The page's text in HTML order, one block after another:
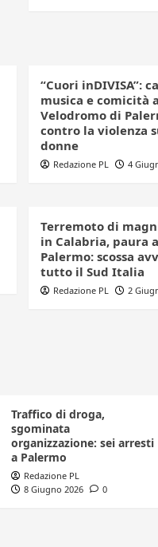
“Cuori inDIVISA”:
musica e comicità
Velodromo di
contro la violenza
donne
Redazione PL 4
Terremoto di
in Calabria, paura
Palermo: scossa
tutto il Sud Italia
Redazione PL 2
Traffico di droga,
sgominata
organizzazione: sei arresti
a Palermo
Redazione PL
8 Giugno 2026
0